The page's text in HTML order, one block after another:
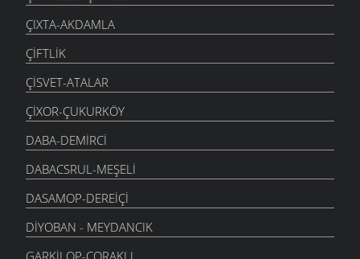
ÇIXTA-AKDAMLA
ÇIFTLIK
ÇISVET-ATALAR
ÇIXOR-ÇUKURKÖY
DABA-DEMIRCI
DABACSRUL-MEŞELI
DASAMOP-DEREIÇI
DIYOBAN - MEYDANCIK
GARKILOP-ÇORAKLI